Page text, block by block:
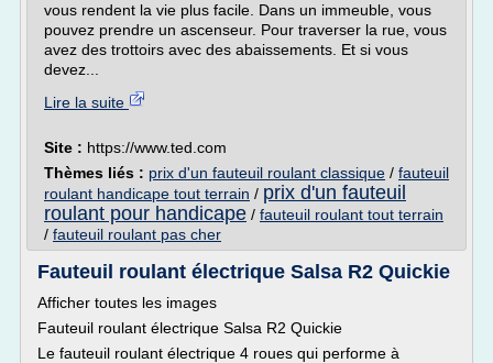
vous rendent la vie plus facile. Dans un immeuble, vous
pouvez prendre un ascenseur. Pour traverser la rue, vous
avez des trottoirs avec des abaissements. Et si vous
devez...
Lire la suite
Site : https://www.ted.com
Thèmes liés : prix d'un fauteuil roulant classique / fauteuil
roulant handicape tout terrain / prix d'un fauteuil
roulant pour handicape / fauteuil roulant tout terrain
/ fauteuil roulant pas cher
Fauteuil roulant électrique Salsa R2 Quickie
Afficher toutes les images
Fauteuil roulant électrique Salsa R2 Quickie
Le fauteuil roulant électrique 4 roues qui performe à